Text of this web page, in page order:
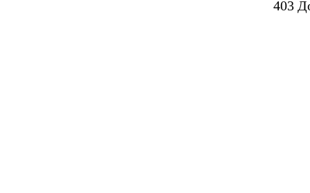
403